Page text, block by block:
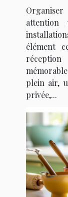
attention
élément
plein air,
privée,...